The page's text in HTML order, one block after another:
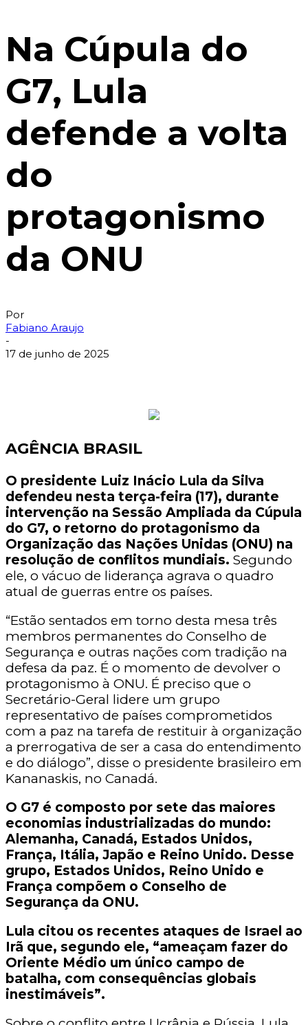
Na Cúpula do
G7, Lula
defende a volta
do
protagonismo
da ONU
Por
Fabiano Araujo
-
17 de junho de 2025
AGÊNCIA BRASIL
O presidente Luiz Inácio Lula da Silva
defendeu nesta terça-feira (17), durante
intervenção na Sessão Ampliada da Cúpula
do G7, o retorno do protagonismo da
Organização das Nações Unidas (ONU) na
resolução de conflitos mundiais. Segundo
ele, o vácuo de liderança agrava o quadro
atual de guerras entre os países.
“Estão sentados em torno desta mesa três
membros permanentes do Conselho de
Segurança e outras nações com tradição na
defesa da paz. É o momento de devolver o
protagonismo à ONU. É preciso que o
Secretário-Geral lidere um grupo
representativo de países comprometidos
com a paz na tarefa de restituir à organização
a prerrogativa de ser a casa do entendimento
e do diálogo”, disse o presidente brasileiro em
Kananaskis, no Canadá.
O G7 é composto por sete das maiores
economias industrializadas do mundo:
Alemanha, Canadá, Estados Unidos,
França, Itália, Japão e Reino Unido. Desse
grupo, Estados Unidos, Reino Unido e
França compõem o Conselho de
Segurança da ONU.
Lula citou os recentes ataques de Israel ao
Irã que, segundo ele, “ameaçam fazer do
Oriente Médio um único campo de
batalha, com consequências globais
inestimáveis”.